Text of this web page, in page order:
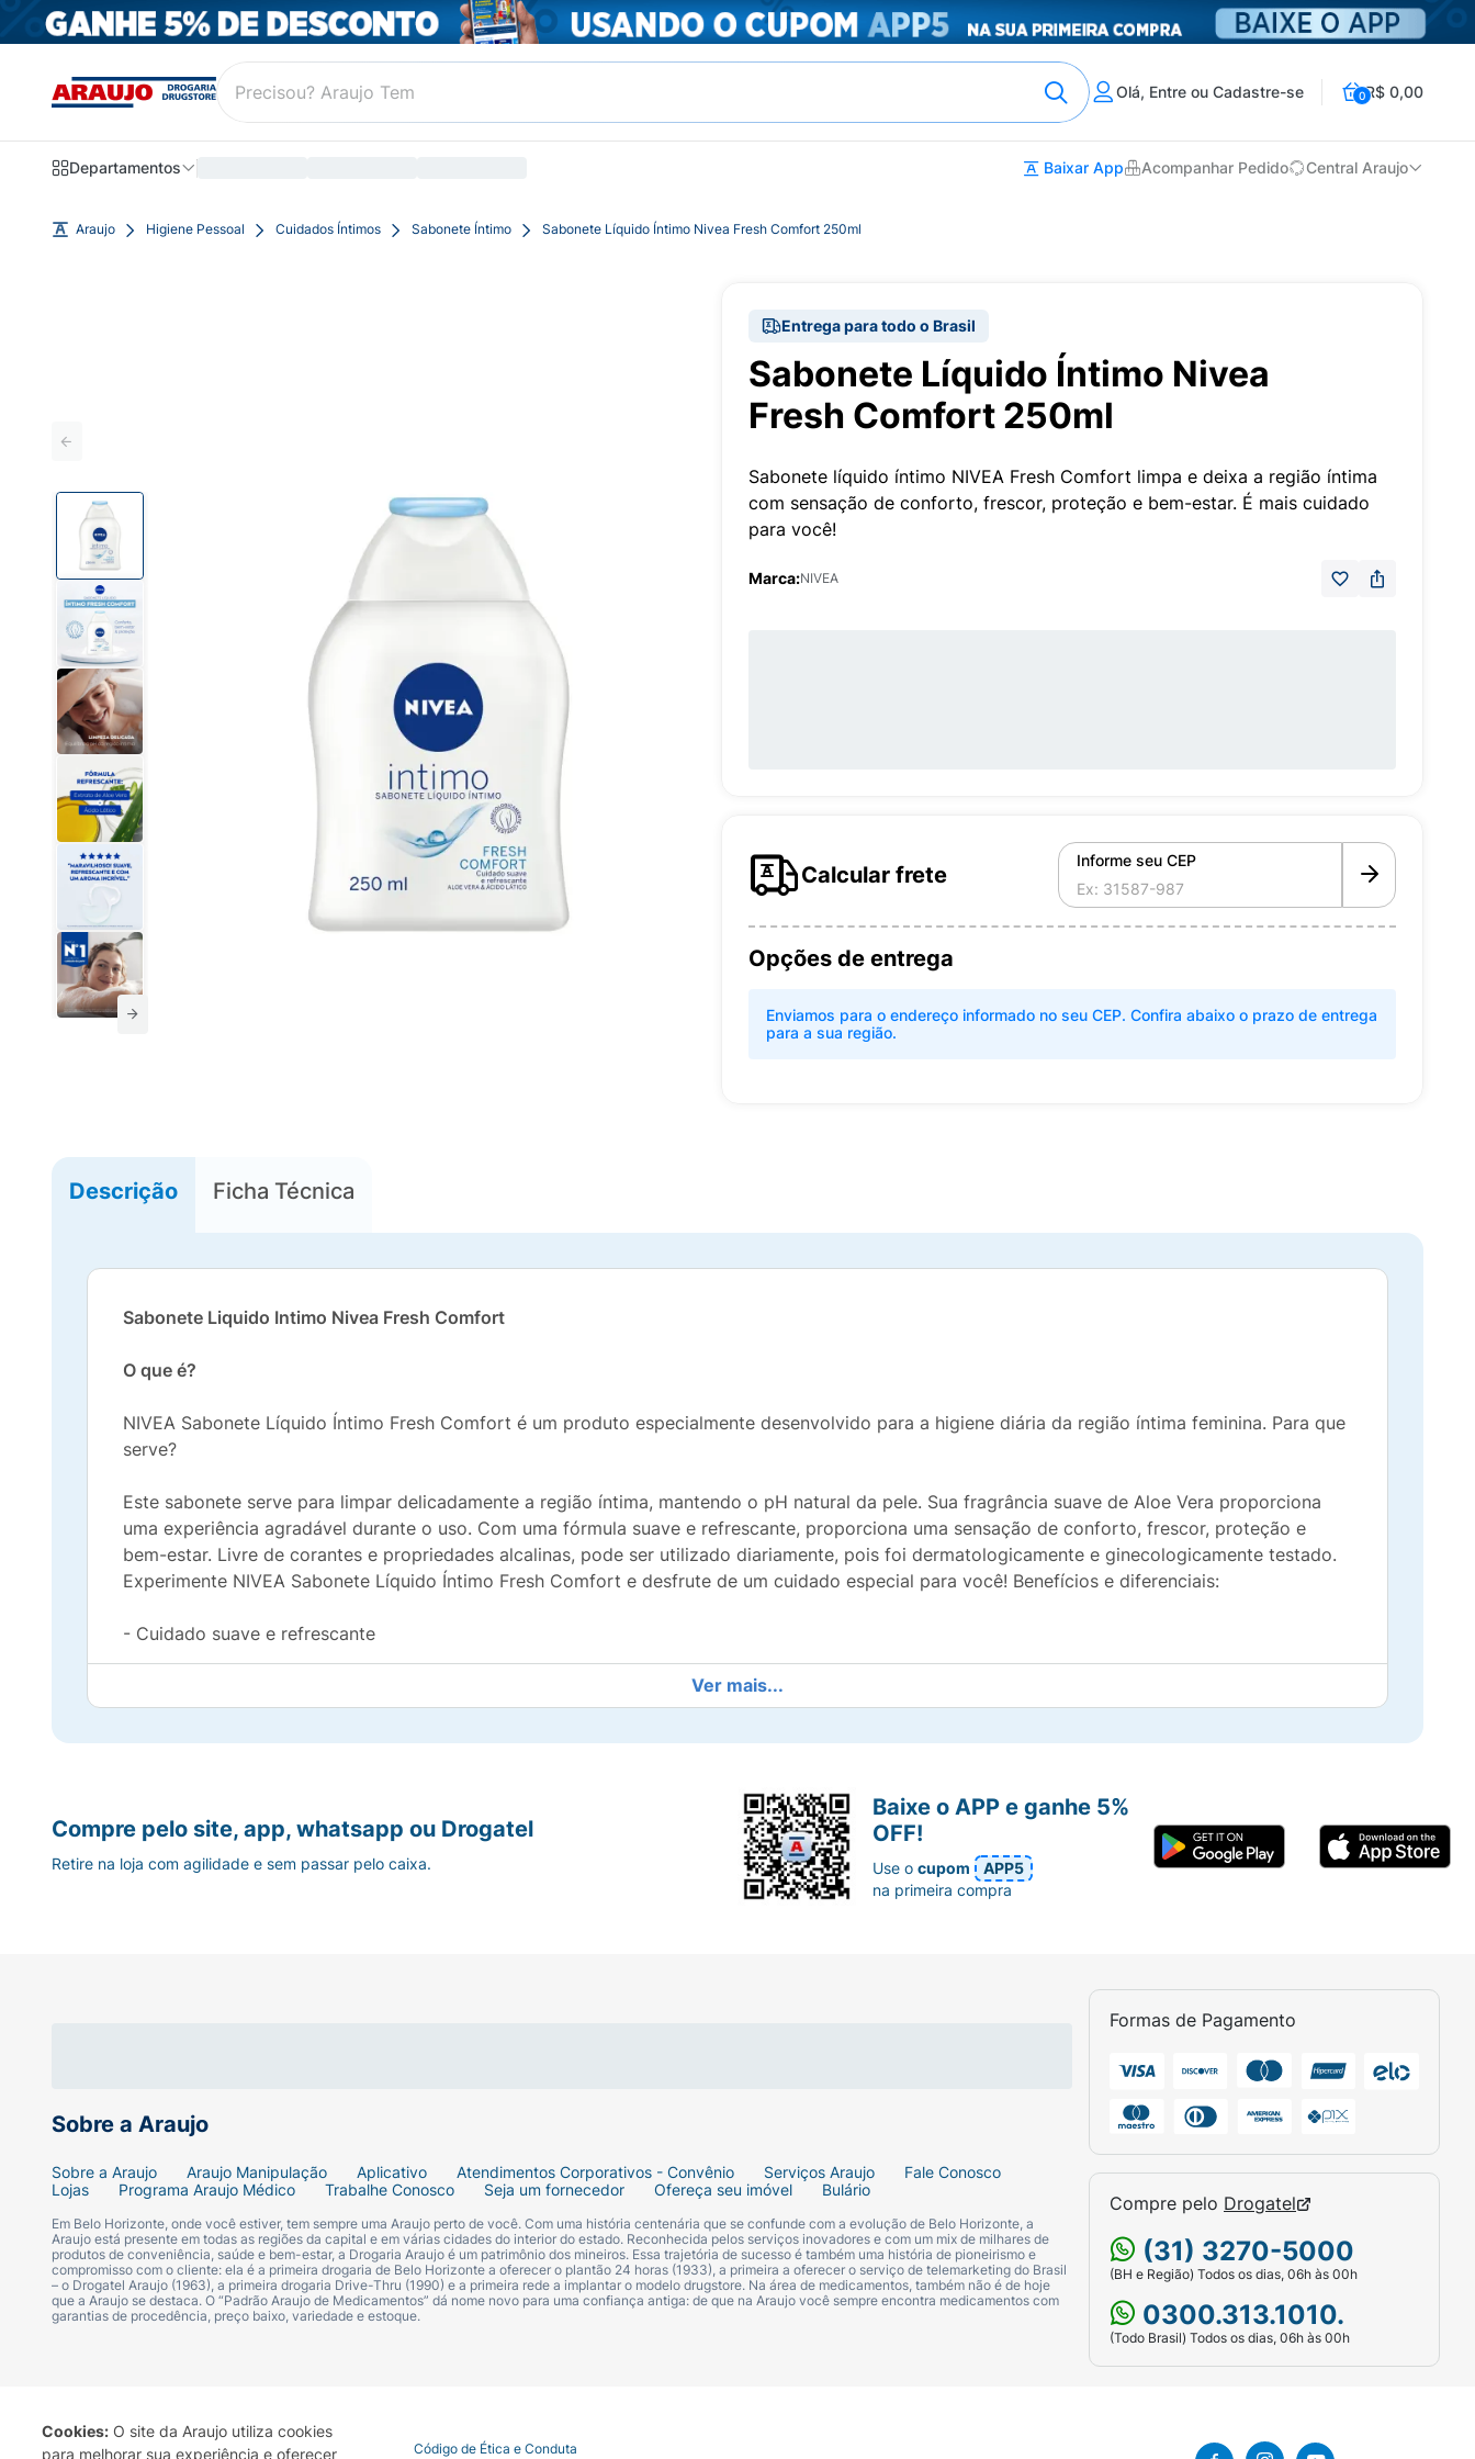
Cookies: O site da Araujo utiliza cookies
para melhorar sua experiência e oferecer
Olá, Entre ou Cadastre-se 0R$ 0,00
Departamentos Baixar App Acompanhar Pedido Central Araujo
Araujo Higiene Pessoal Cuidados Íntimos Sabonete Íntimo Sabonete Líquido Íntimo Nivea Fresh Comfort 250ml
Entrega para todo o Brasil
Sabonete Líquido Íntimo Nivea
Fresh Comfort 250ml
Sabonete líquido íntimo NIVEA Fresh Comfort limpa e deixa a região íntima
com sensação de conforto, frescor, proteção e bem-estar. É mais cuidado
para você!
Marca:NIVEA
Calcular frete
Informe seu CEP
Opções de entrega
Enviamos para o endereço informado no seu CEP. Confira abaixo o prazo de entrega
para a sua região.
Descrição Ficha Técnica
Sabonete Liquido Intimo Nivea Fresh Comfort
O que é?
NIVEA Sabonete Líquido Íntimo Fresh Comfort é um produto especialmente desenvolvido para a higiene diária da região íntima feminina. Para que
serve?
Este sabonete serve para limpar delicadamente a região íntima, mantendo o pH natural da pele. Sua fragrância suave de Aloe Vera proporciona
uma experiência agradável durante o uso. Com uma fórmula suave e refrescante, proporciona uma sensação de conforto, frescor, proteção e
bem-estar. Livre de corantes e propriedades alcalinas, pode ser utilizado diariamente, pois foi dermatologicamente e ginecologicamente testado.
Experimente NIVEA Sabonete Líquido Íntimo Fresh Comfort e desfrute de um cuidado especial para você! Benefícios e diferenciais:
- Cuidado suave e refrescante
- Livre de corantes e propriedades alcalinas
- Mantém o pH natural da pele
Massageie o sabonete sobre a pele molhada até formar espuma. Enxágue em seguida.
Aqua; Cocamidopropyl Betaine; Sodium Laureth Sulfate; PEG-7 Glyceryl Cocoate; Lactic Acid; Aloe Barbadensis Leaf Juice Powder;
Glycerin; Sodium Chloride; PEG-40 Hydrogenated Castor Oil; PEG-200 Hydrogenated Glyceryl Palmate; Sodium Benzoate; Parfum,
Ver mais...
Sobre a Araujo
Sobre a Araujo Araujo Manipulação Aplicativo Atendimentos Corporativos - Convênio Serviços Araujo
Fale Conosco
Lojas
Programa Araujo Médico Trabalhe Conosco Seja um fornecedor Ofereça seu imóvel Bulário
Em Belo Horizonte, onde você estiver, tem sempre uma Araujo perto de você. Com uma história centenária que se confunde com a evolução de Belo Horizonte, a
Araujo está presente em todas as regiões da capital e em várias cidades do interior do estado. Reconhecida pelos serviços inovadores e com um mix de milhares de
produtos de conveniência, saúde e bem-estar, a Drogaria Araujo é um patrimônio dos mineiros. Essa trajetória de sucesso é também uma história de pioneirismo e
compromisso com o cliente: ela é a primeira drogaria de Belo Horizonte a oferecer o plantão 24 horas (1933), a primeira a oferecer o serviço de telemarketing do Brasil
– o Drogatel Araujo (1963), a primeira drogaria Drive-Thru (1990) e a primeira rede a implantar o modelo drugstore. Na área de medicamentos, também não é de hoje
que a Araujo se destaca. O “Padrão Araujo de Medicamentos” dá nome novo para uma confiança antiga: de que na Araujo você sempre encontra medicamentos com
garantias de procedência, preço baixo, variedade e estoque.
Formas de Pagamento
Compre pelo Drogatel
(31) 3270-5000
(BH e Região) Todos os dias, 06h às 00h
0300.313.1010.
(Todo Brasil) Todos os dias, 06h às 00h
Compre pelo site, app, whatsapp ou Drogatel
Retire na loja com agilidade e sem passar pelo caixa.
Baixe o APP e ganhe 5%
OFF!
Use ocupom
APP5
na primeira compra
Termo de Uso Portal da Privacidade Covid-19 Código de Ética e Conduta